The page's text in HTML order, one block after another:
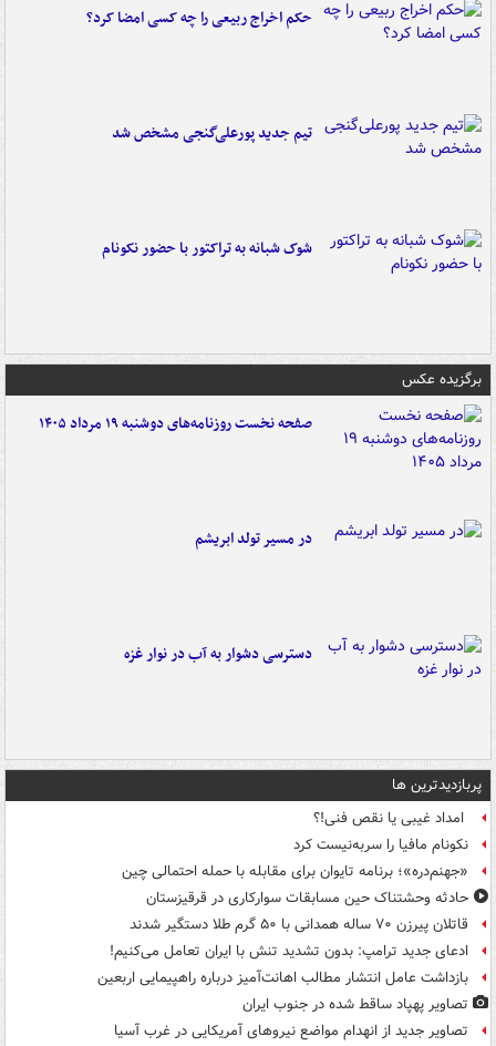
حکم اخراج ربیعی را چه کسی امضا کرد؟
تیم جدید پورعلی‌گنجی مشخص شد
شوک شبانه به تراکتور با حضور نکونام
برگزیده عکس
صفحه نخست روزنامه‌های دوشنبه ۱۹ مرداد ۱۴۰۵
در مسیر تولد ابریشم
دسترسی دشوار به آب در نوار غزه
پربازدیدترین ها
امداد غیبی یا نقص فنی!؟
نکونام مافیا را سربه‌نیست کرد
«جهنم‌دره»؛ برنامه تایوان برای مقابله با حمله احتمالی چین
حادثه وحشتناک حین مسابقات سوارکاری در قرقیزستان
قاتلان پیرزن ۷۰ ساله همدانی با ۵۰ گرم طلا دستگیر شدند
ادعای جدید ترامپ: بدون تشدید تنش با ایران تعامل می‌کنیم!
بازداشت عامل انتشار مطالب اهانت‌آمیز درباره راهپیمایی اربعین
تصاویر پهپاد ساقط شده در جنوب ایران
تصاویر جدید از انهدام مواضع نیروهای آمریکایی در غرب آسیا